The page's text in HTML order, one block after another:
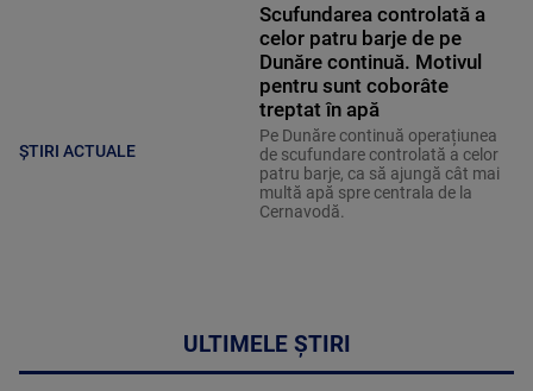
ȘTIRI ACTUALE
Scufundarea controlată a
celor patru barje de pe
Dunăre continuă. Motivul
pentru sunt coborâte
treptat în apă
Pe Dunăre continuă operațiunea
de scufundare controlată a celor
patru barje, ca să ajungă cât mai
multă apă spre centrala de la
Cernavodă.
ULTIMELE ȘTIRI